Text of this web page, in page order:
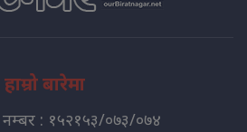
हाम्रो बारेमा
नम्बर : १५२१५३/०७३/०७४